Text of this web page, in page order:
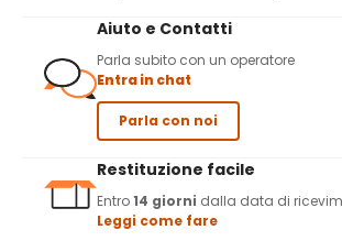
Aiuto e Contatti
Parla subito con un operatore
Entra in chat
Parla con noi
Restituzione facile
Entro14 giorni dalla data di
Leggi come fare